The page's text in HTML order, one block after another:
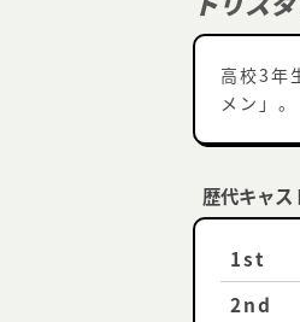
高校3年
メン」。
歴代キャス
1st
2nd